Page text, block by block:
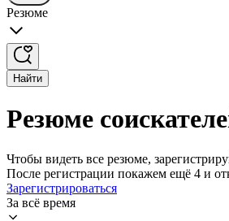
Резюме
Найти
Резюме
Чтобы видеть все резюме,
После регистрации покажем ещё 4 и
Зарегистрироваться
За всё время